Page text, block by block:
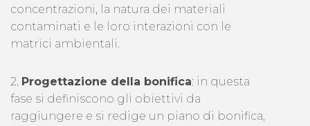
concentrazioni, la natura dei materiali
contaminati e le loro interazioni con le
matrici ambientali.
2. Progettazione della bonifica: in questa
fase si definiscono gli obiettivi da
raggiungere e si redige un piano di bonifica,